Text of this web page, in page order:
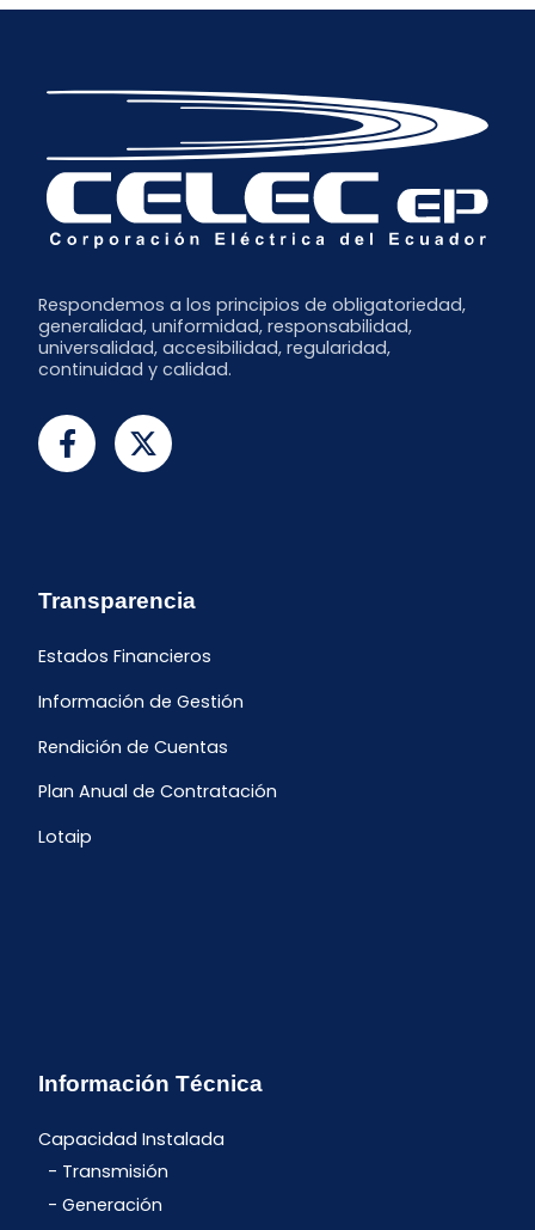
Respondemos a los principios de obligatoriedad,
generalidad, uniformidad, responsabilidad,
universalidad, accesibilidad, regularidad,
continuidad y calidad.
Transparencia
Estados Financieros
Información de Gestión
Rendición de Cuentas
Plan Anual de Contratación
Lotaip
Información Técnica
Capacidad Instalada
Transmisión
Generación